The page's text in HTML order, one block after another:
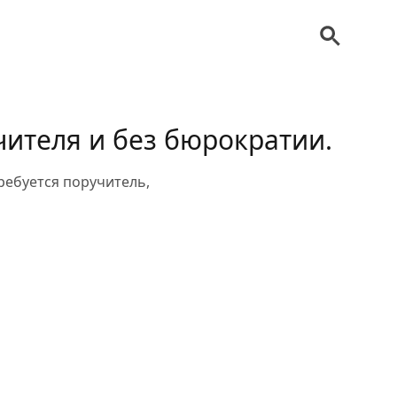
и без бюрократии.
поручитель,